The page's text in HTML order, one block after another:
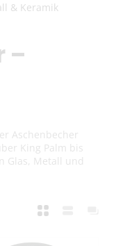
& Keramik
–
Aschenbecher
King Palm bis
Glas, Metall und